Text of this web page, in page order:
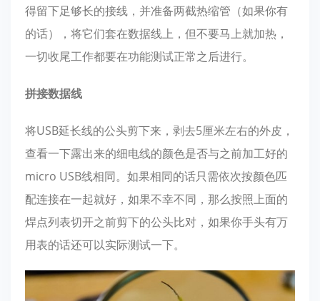
得留下足够长的接线，并准备两截热缩管（如果你有
的话），将它们套在数据线上，但不要马上就加热，
一切收尾工作都要在功能测试正常之后进行。
拼接数据线
将USB延长线的公头剪下来，剥去5厘米左右的外皮，
查看一下露出来的细电线的颜色是否与之前加工好的
micro USB线相同。如果相同的话只需依次按颜色匹
配连接在一起就好，如果不幸不同，那么按照上面的
焊点列表切开之前剪下的公头比对，如果你手头有万
用表的话还可以实际测试一下。